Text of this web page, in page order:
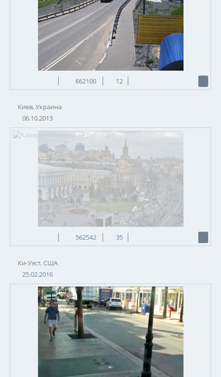
662100 12
Киев, Украина
06.10.2013
562542 35
Ки-Уэст, США
25.02.2016